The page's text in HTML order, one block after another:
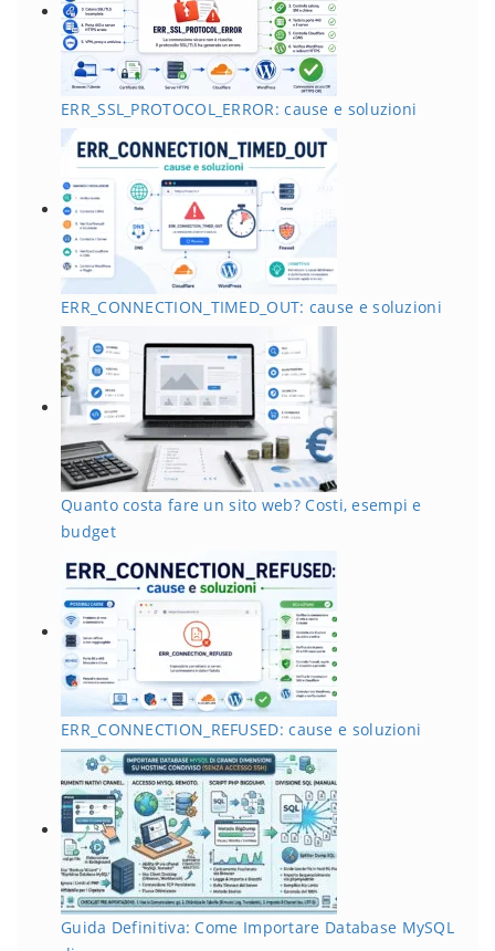
ERR_SSL_PROTOCOL_ERROR: cause e soluzioni
ERR_CONNECTION_TIMED_OUT: cause e soluzioni
Quanto costa fare un sito web? Costi, esempi e
budget
ERR_CONNECTION_REFUSED: cause e soluzioni
Guida Definitiva: Come Importare Database MySQL